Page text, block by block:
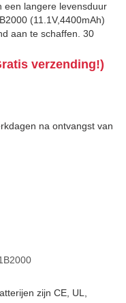
een langere levensduur
(11.1V,4400mAh)
aan te schaffen. 30
verzending!)
na ontvangst van
zijn CE, UL,